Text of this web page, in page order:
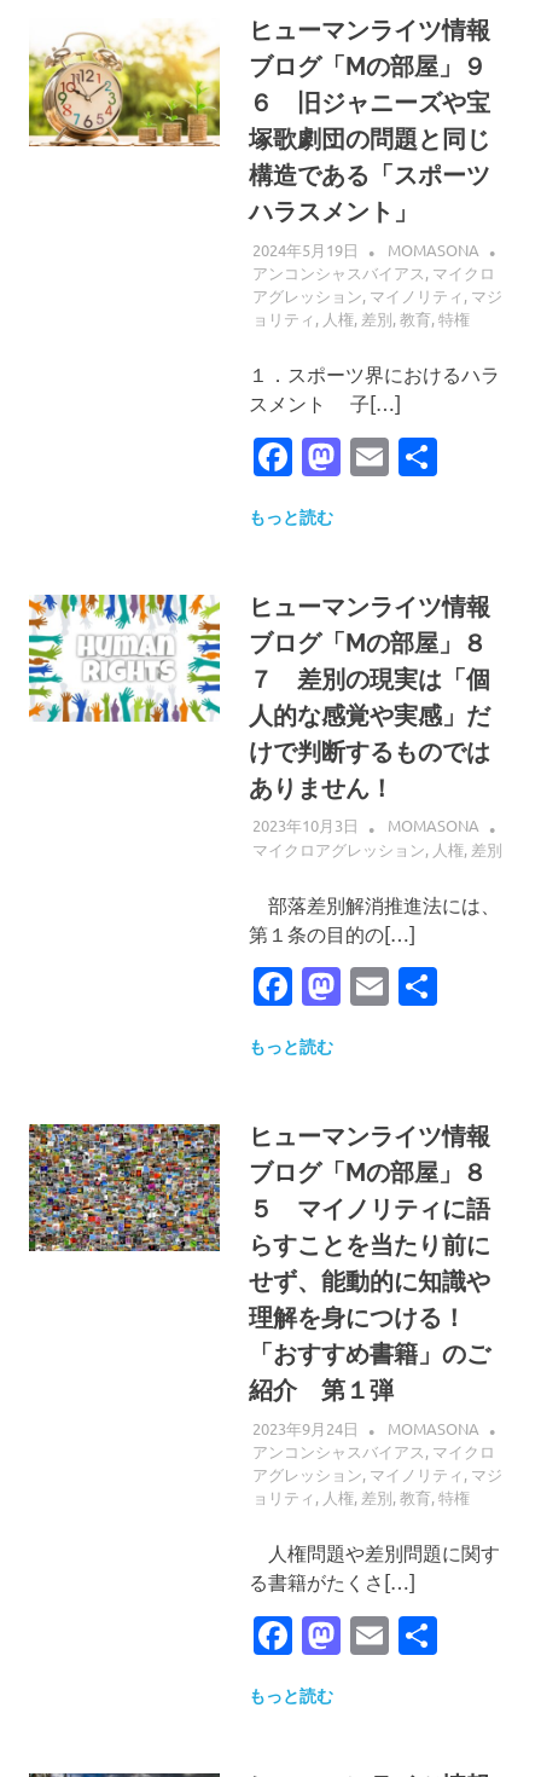
ヒューマンライツ情報
ブログ「Mの部屋」９
６ 旧ジャニーズや宝
塚歌劇団の問題と同じ
構造である「スポーツ
ハラスメント」
2024年5月19日
MOMASONA
アンコンシャスバイアス, マイクロ
アグレッション, マイノリティ , マジ
ョリティ , 人権, 差別,教育,特権
１．スポーツ界におけるハラ
スメント 子[…]
Facebook
Mastodon
Email
共
もっと読む
ヒューマンライツ情報
ブログ「Mの部屋」８
７ 差別の現実は「個
人的な感覚や実感」だ
けで判断するものでは
ありません！
2023年10月3日
MOMASONA
マイクロアグレッション, 人権, 差別
部落差別解消推進法には、
第１条の目的の[…]
Facebook
Mastodon
Email
共
もっと読む
ヒューマンライツ情報
ブログ「Mの部屋」８
５ マイノリティに語
らすことを当たり前に
せず、能動的に知識や
理解を身につける！
「おすすめ書籍」のご
紹介 第１弾
2023年9月24日
MOMASONA
アンコンシャスバイアス, マイクロ
アグレッション, マイノリティ , マジ
ョリティ , 人権, 差別,教育,特権
人権問題や差別問題に関す
る書籍がたくさ[…]
Facebook
Mastodon
Email
共
もっと読む